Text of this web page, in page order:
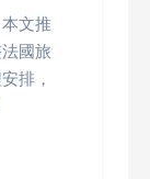
文推
國旅
排，